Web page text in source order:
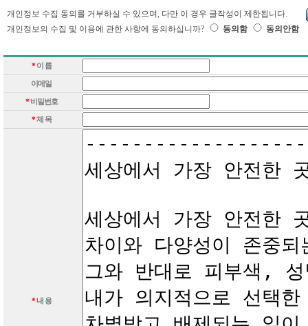
개인정보 수집 동의를 거부하실 수 있으며, 다만 이 경우 글작성이 제한됩니다.
개인정보의 수집 및 이용에 관한 사항에 동의하십니까?
동의함 동의안함
*이 름
이메일
*비밀번호
*제 목
*내 용